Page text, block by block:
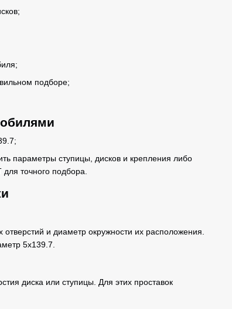
подборе;
параметры ступицы, дисков и крепления либо
точного подбора.
отверстий и диаметр окружности их расположения.
5x139.7.
диска или ступицы. Для этих проставок